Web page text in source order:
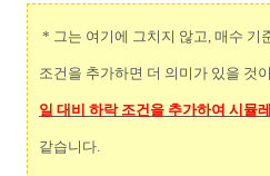
* 그는 여기에 그치지 않고, 매수 기
조건을 추가하면 더 의미가 있을 것
일 대비 하락 조건을 추가하여 시뮬
같습니다.